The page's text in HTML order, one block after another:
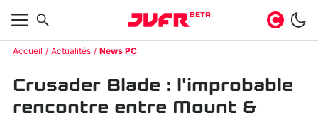
BETA
Accueil Actualités News PC
Crusader Blade : l'improbable
rencontre entre Mount &